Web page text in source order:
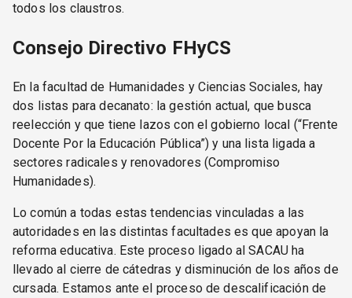
todos los claustros.
Consejo Directivo FHyCS
En la facultad de Humanidades y Ciencias Sociales, hay
dos listas para decanato: la gestión actual, que busca
reelección y que tiene lazos con el gobierno local (“Frente
Docente Por la Educación Pública”) y una lista ligada a
sectores radicales y renovadores (Compromiso
Humanidades).
Lo común a todas estas tendencias vinculadas a las
autoridades en las distintas facultades es que apoyan la
reforma educativa. Este proceso ligado al SACAU ha
llevado al cierre de cátedras y disminución de los años de
cursada. Estamos ante el proceso de descalificación de